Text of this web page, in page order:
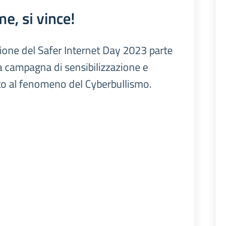
si vince!
del Safer Internet Day 2023 parte
campagna di sensibilizzazione e
al fenomeno del Cyberbullismo.